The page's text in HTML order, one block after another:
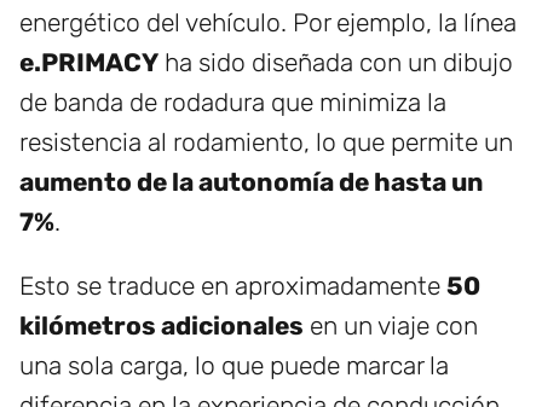
energético del vehículo. Por ejemplo, la línea
e.PRIMACY ha sido diseñada con un dibujo
de banda de rodadura que minimiza la
resistencia al rodamiento, lo que permite un
aumento de la autonomía de hasta un
7%.
Esto se traduce en aproximadamente 50
kilómetros adicionales en un viaje con
una sola carga, lo que puede marcar la